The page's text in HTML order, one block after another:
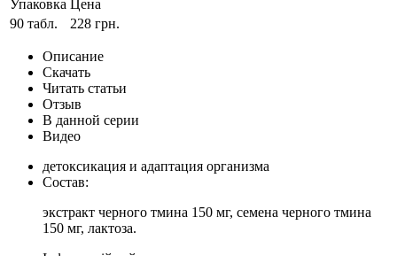
Упаковка
Цена
90 табл.
228 грн.
Описание
Скачать
Читать статьи
Отзыв
В данной серии
Видео
детоксикация и адаптация организма
Состав:
экстракт черного тмина 150 мг, семена черного тмина
150 мг, лактоза.